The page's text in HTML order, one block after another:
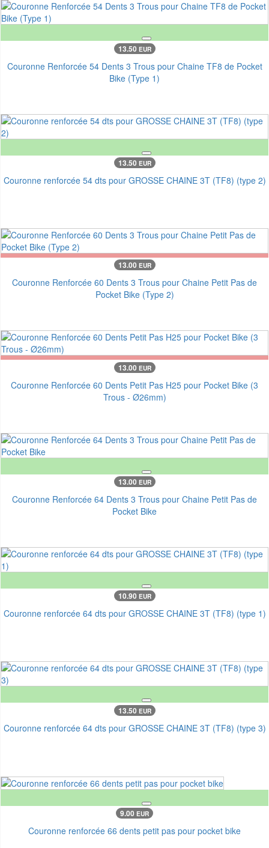
13.50 EUR
Couronne Renforcée 54 Dents 3 Trous pour Chaine TF8 de Pocket
Bike (Type 1)
13.50 EUR
Couronne renforcée 54 dts pour GROSSE CHAINE 3T (TF8) (type 2)
13.00 EUR
Couronne Renforcée 60 Dents 3 Trous pour Chaine Petit Pas de
Pocket Bike (Type 2)
13.00 EUR
Couronne Renforcée 60 Dents Petit Pas H25 pour Pocket Bike (3
Trous - Ø26mm)
13.00 EUR
Couronne Renforcée 64 Dents 3 Trous pour Chaine Petit Pas de
Pocket Bike
10.90 EUR
Couronne renforcée 64 dts pour GROSSE CHAINE 3T (TF8) (type 1)
13.50 EUR
Couronne renforcée 64 dts pour GROSSE CHAINE 3T (TF8) (type 3)
9.00 EUR
Couronne renforcée 66 dents petit pas pour pocket bike